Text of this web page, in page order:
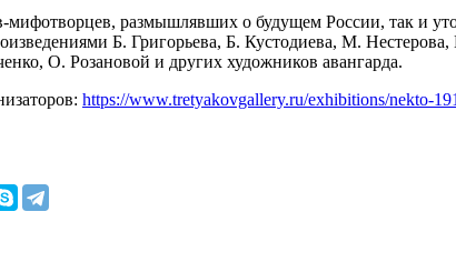
размышлявших о будущем России, так и
Б. Григорьева, Б. Кустодиева, М.
О. Розановой и других художников авангарда.
https://www.tretyakovgallery.ru/exhibitions/nekto-